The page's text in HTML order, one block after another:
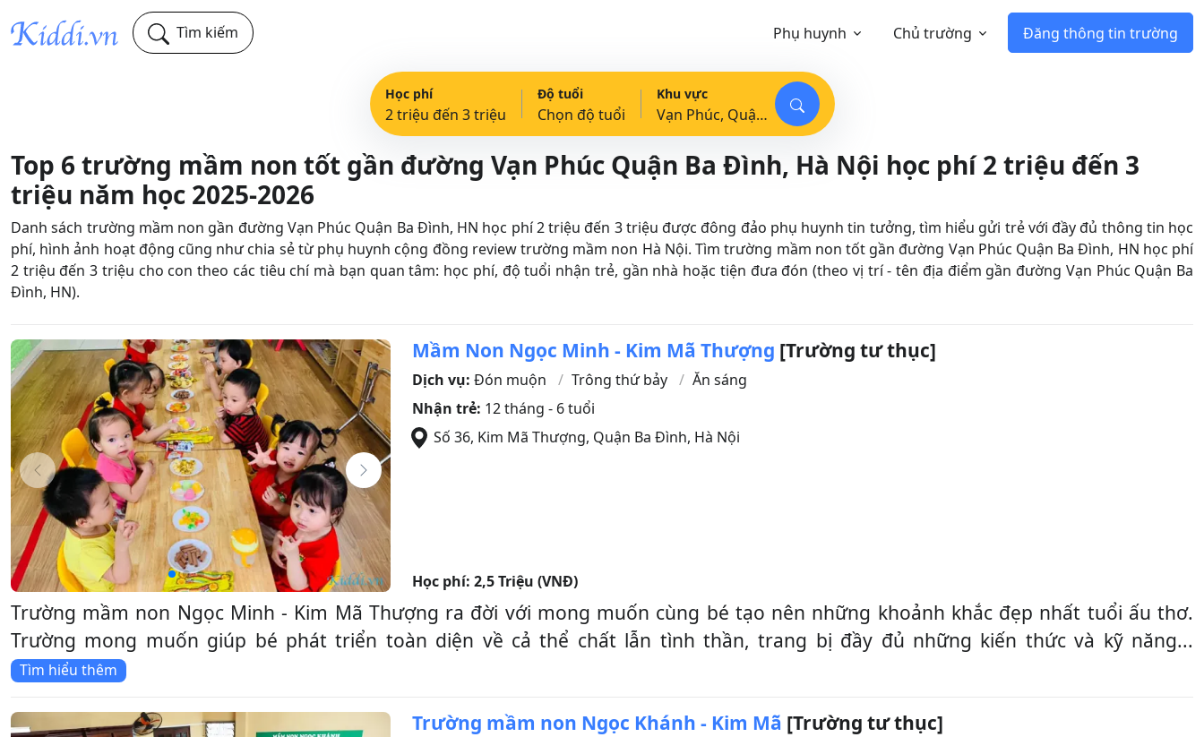
Tìm kiếm Phụ huynh Chủ trường Đăng thông tin trường
Học phí
2 triệu đến 3 triệu
Độ tuổi
Chọn độ tuổi
Khu vực
Vạn Phúc, Quận Ba Đình, HN
Top 6 trường mầm non tốt gần đường Vạn Phúc Quận Ba Đình, Hà Nội học phí 2 triệu đến 3
triệu năm học 2025-2026
Danh sách trường mầm non gần đường Vạn Phúc Quận Ba Đình, HN học phí 2 triệu đến 3 triệu được đông đảo phụ huynh tin tưởng, tìm hiểu gửi trẻ với đầy đủ thông tin học
phí, hình ảnh hoạt động cũng như chia sẻ từ phụ huynh cộng đồng review trường mầm non Hà Nội. Tìm trường mầm non tốt gần đường Vạn Phúc Quận Ba Đình, HN học phí
2 triệu đến 3 triệu cho con theo các tiêu chí mà bạn quan tâm: học phí, độ tuổi nhận trẻ, gần nhà hoặc tiện đưa đón (theo vị trí - tên địa điểm gần đường Vạn Phúc Quận Ba
Đình, HN).
Mầm Non Ngọc Minh - Kim Mã Thượng [Trường tư thục]
Dịch vụ: Đón muộn Trông thứ bảy
Ăn sáng
Nhận trẻ: 12 tháng - 6 tuổi
Số 36, Kim Mã Thượng, Quận Ba Đình, Hà Nội
Học phí: 2,5 Triệu (VNĐ)
Trường mầm non Ngọc Minh - Kim Mã Thượng ra đời với mong muốn cùng bé tạo nên những khoảnh khắc đẹp nhất tuổi ấu thơ.
Trường mong muốn giúp bé phát triển toàn diện về cả thể chất lẫn tình thần, trang bị đầy đủ những kiến thức và kỹ năng...
Tìm hiểu thêm
Trường mầm non Ngọc Khánh - Kim Mã [Trường tư thục]